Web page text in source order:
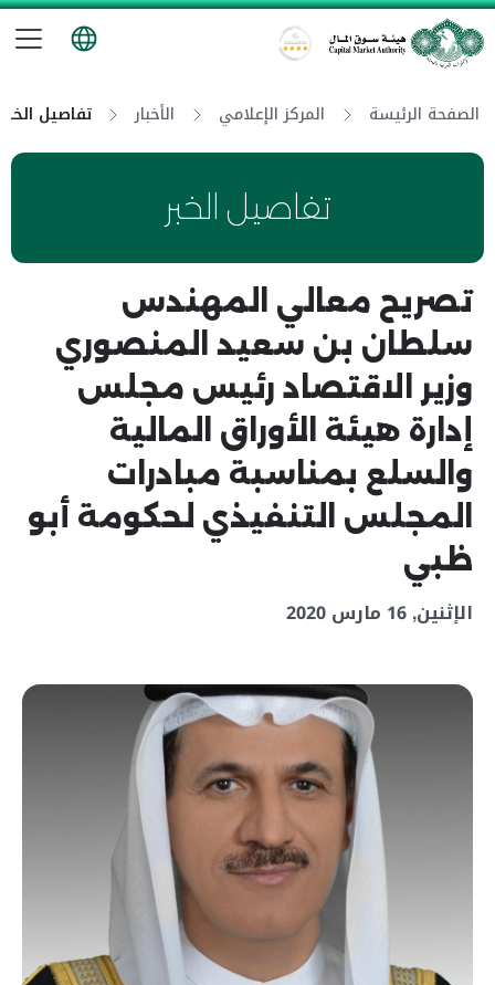
هيئة سوق المال
الصفحة الرئيسة المركز الإعلامي الأخبار تفاصيل الخبر
تفاصيل الخبر
تصريح معالي المهندس
سلطان بن سعيد المنصوري
وزير الاقتصاد رئيس مجلس
إدارة هيئة الأوراق المالية
والسلع بمناسبة مبادرات
المجلس التنفيذي لحكومة أبو
ظبي
الإثنين, 16 مارس 2020